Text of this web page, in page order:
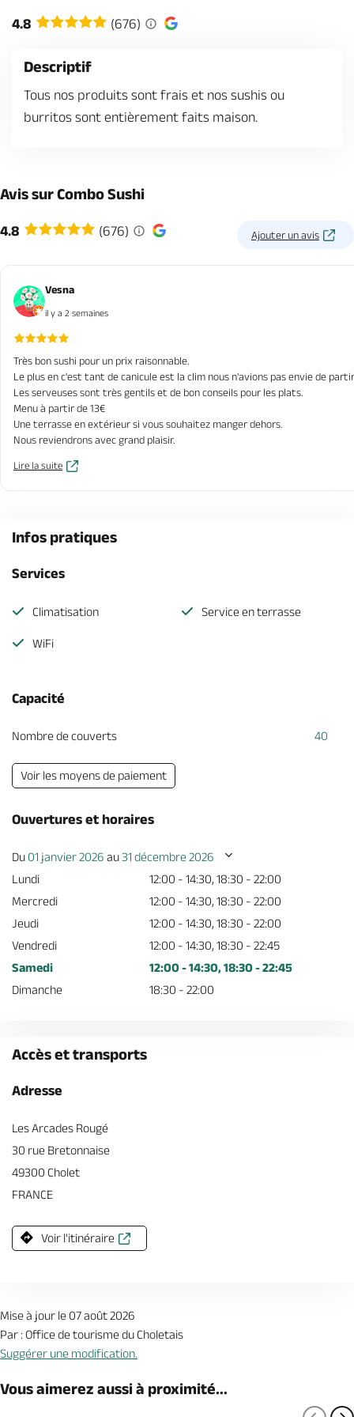
Brochures & Cartes Offices de tourisme Comment venir ?
4.8 (676)
Descriptif
Tous nos produits sont frais et nos sushis ou
burritos sont entièrement faits maison.
Avis sur Combo Sushi
4.8 (676) Ajouter un avis
Vesna
il y a 2 semaines
Très bon sushi pour un prix raisonnable.
Le plus en c'est tant de canicule est la clim nous n'avions pas envie de
Les serveuses sont très gentils et de bon conseils pour les plats.
Menu à partir de 13€
Une terrasse en extérieur si vous souhaitez manger dehors.
Nous reviendrons avec grand plaisir.
Lire la suite
Infos pratiques
Services
Climatisation Service en terrasse
WiFi
Capacité
Nombre de couverts 40
Voir les moyens de paiement
Ouvertures et horaires
Du 01 janvier 2026 au31 décembre 2026
Lundi
12:00 - 14:30, 18:30 - 22:00
Mercredi
12:00 - 14:30, 18:30 - 22:00
Jeudi
12:00 - 14:30, 18:30 - 22:00
Vendredi
12:00 - 14:30, 18:30 - 22:45
Samedi
12:00 - 14:30, 18:30 - 22:45
Dimanche
18:30 - 22:00
Accès et transports
Adresse
Les Arcades Rougé
30 rue Bretonnaise
49300 Cholet
FRANCE
Voir l'itinéraire
Mise à jour le 07 août 2026
Par : Office de tourisme du Choletais
Suggérer une modification.
Vous aimerez aussi à proximité...